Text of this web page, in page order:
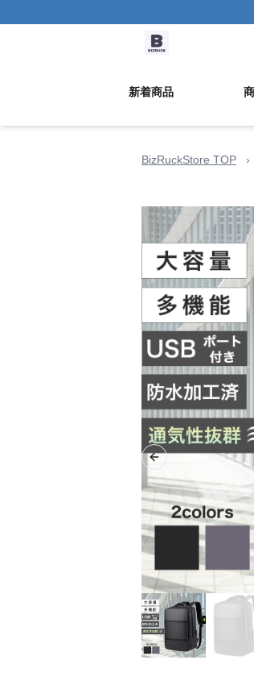
新着商品
BizRuckStore TOP ›
Previous slide